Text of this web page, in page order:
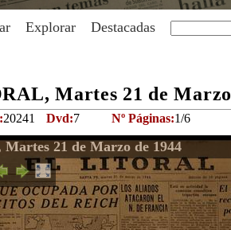
Explorar Destacadas
Martes 21 de
20241 Dvd:7 Nº Páginas:1/6
21 de Marzo de 1944